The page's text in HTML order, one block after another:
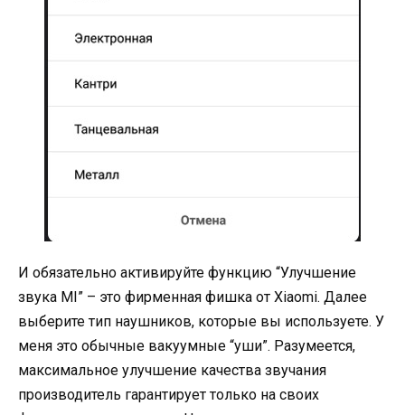
И обязательно активируйте функцию “Улучшение
звука MI” – это фирменная фишка от Xiaomi. Далее
выберите тип наушников, которые вы используете. У
меня это обычные вакуумные “уши”. Разумеется,
максимальное улучшение качества звучания
производитель гарантирует только на своих